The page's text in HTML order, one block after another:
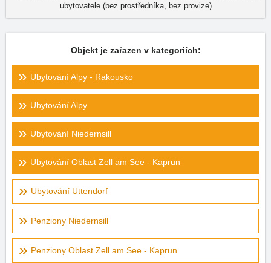
ubytovatele (bez prostředníka, bez provize)
Objekt je zařazen v kategoriích:
Ubytování Alpy - Rakousko
Ubytování Alpy
Ubytování Niedernsill
Ubytování Oblast Zell am See - Kaprun
Ubytování Uttendorf
Penziony Niedernsill
Penziony Oblast Zell am See - Kaprun